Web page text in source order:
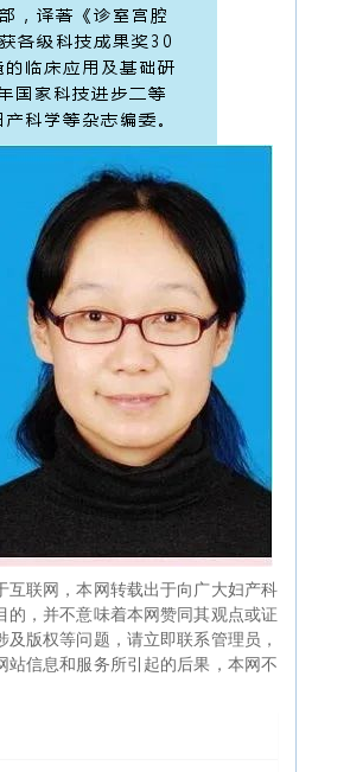
联网，本网转载出于向广大妇产科
，并不意味着本网赞同其观点或证
版权等问题，请立即联系管理员，
信息和服务所引起的后果，本网不